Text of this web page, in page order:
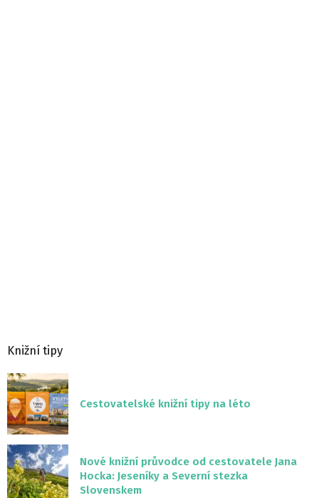
Knižní tipy
Cestovatelské knižní tipy na léto
Nové knižní průvodce od cestovatele Jana
Hocka: Jeseníky a Severní stezka
Slovenskem